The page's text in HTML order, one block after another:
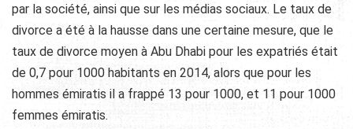
par la société, ainsi que sur les médias sociaux. Le taux de
divorce a été à la hausse dans une certaine mesure, que le
taux de divorce moyen à Abu Dhabi pour les expatriés était
de 0,7 pour 1000 habitants en 2014, alors que pour les
hommes émiratis il a frappé 13 pour 1000, et 11 pour 1000
femmes émiratis.